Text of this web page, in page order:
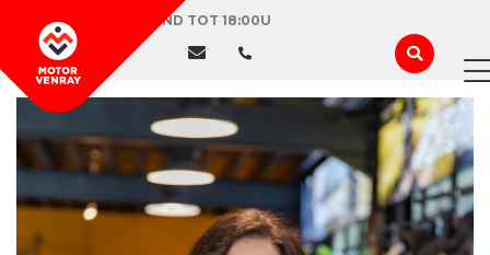
VANDAAG GEOPEND TOT 18:00U